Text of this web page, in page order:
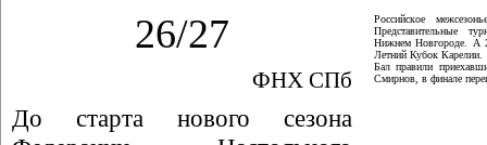
26/27
ФНХ СПб
До старта нового сезона
Российское
Представительные
Нижнем Новгороде. А
Летний Кубок Карелии.
Бал правили
Смирнов, в финале